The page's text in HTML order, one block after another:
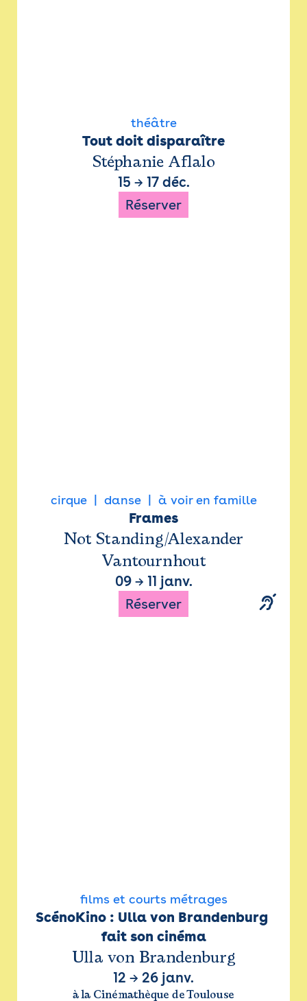
théâtre
Tout doit disparaître
Stéphanie Aflalo
15 → 17 déc.
Réserver
cirque danse à voir en famille
Frames
Not Standing/Alexander
Vantournhout
09→ 11 janv.
Réserver
films et courts métrages
ScénoKino : Ulla von Brandenburg
fait son cinéma
Ulla von Brandenburg
12 → 26 janv.
à la Cinémathèque de Toulouse